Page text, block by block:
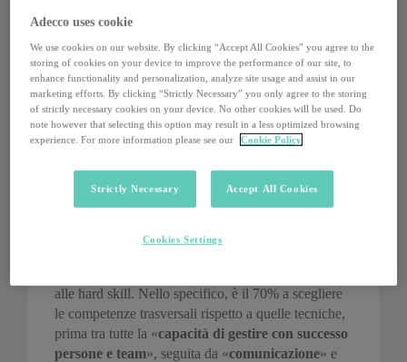
condotta su 5000 Zers esamina quali competenze e
avere per guidare efficacemente un’azienda, quali
percorsi formativi intraprendere e cosa pensano
dell’attuale leadership. Il quadro che emerge mostra
dati interessanti su cui riflettere.
saranno leader capaci, abili comunicatori e
creativi, molti di loro non avranno una laurea o
attraverso corsi online, stage, apprendistato e
alle hard skill. Nello specifico, è il 70% a scegliere
le competenze trasversali rispetto a quelle tecniche,
prima tra tutte la «capacità di gestire con successo
persone e team», seguita da «comunicazione» e
Adecco uses cookie
We use cookies on our website. By clicking “Accept All Cookies” you agree to the
storing of cookies on your device to improve the performance of our site, to
enhance functionality and personalization, analyze site usage and assist in our
marketing efforts. By clicking “Strictly Necessary” you only agree to the storing
of strictly necessary cookies on your device. No other cookies will be used. Do
note however that selecting this option may result in a less optimized browsing
experience. For more information please see our
Cookie Policy
Strictly Necessary Accept All Cookies
Cookies Settings